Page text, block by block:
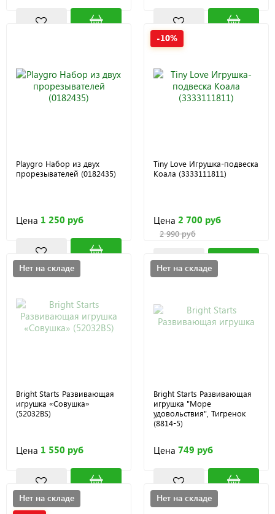
Playgro Набор из двух
прорезывателей (0182435)
Цена 1 250 руб
-10%
Tiny Love Игрушка-подвеска
Коала (3333111811)
Цена 2 700 руб
2 990 руб
Нет на складе
Bright Starts Развивающая
игрушка «Совушка»
(52032BS)
Цена 1 550 руб
Нет на складе
Bright Starts Развивающая
игрушка "Море
удовольствия", Тигренок
(8814-5)
Цена 749 руб
Нет на складе
Нет на складе